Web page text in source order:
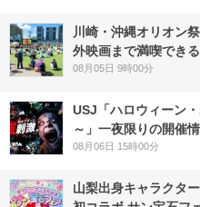
川崎・沖縄オリオン
外映画まで満喫でき
08月05日 9時00分
USJ「ハロウィーン
～」一夜限りの開催
08月06日 15時00分
山梨出身キャラクタ